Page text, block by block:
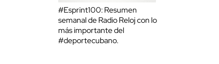
#Esprint100: Resumen
semanal de Radio Reloj con lo
más importante del
#deportecubano.